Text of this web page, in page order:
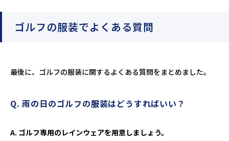
ゴルフの服装でよくある質問
最後に、ゴルフの服装に関するよくある質問をまとめました。
Q. 雨の日のゴルフの服装はどうすればいい？
A. ゴルフ専用のレインウェアを用意しましょう。